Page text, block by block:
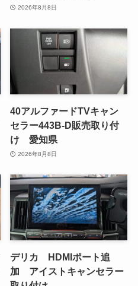
2026年8月8日
40アルファードTVキャン
セラー443B-D販売取り付
け 愛知県
2026年8月8日
デリカ HDMIポート追
加 アイストキャンセラー